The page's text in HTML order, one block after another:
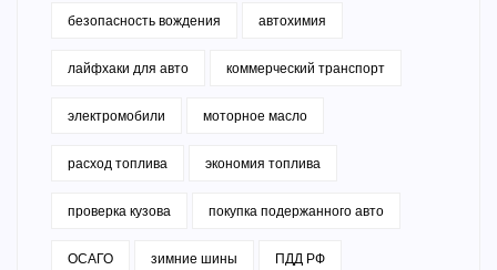
безопасность вождения автохимия
лайфхаки для авто коммерческий транспорт
электромобили моторное масло
расход топлива экономия топлива
проверка кузова покупка подержанного авто
ОСАГО зимние шины ПДД РФ